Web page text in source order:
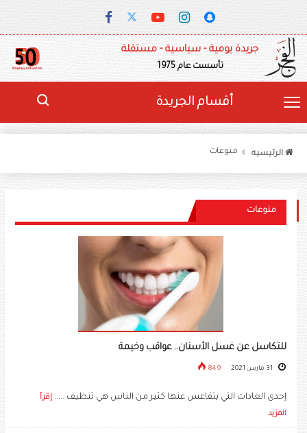
جريدة يومية - سياسية - مستقلة
تأسست عام 1975
أقسام الجريدة
الرئيسيه منوعات
منوعات
للتكاسل عن غسل الأسنان.. عواقب وخيمة
849
إحدى العادات التي يتقاعس عنها كثير من الناس هي تنظيف ..... إقرأ
المزيد